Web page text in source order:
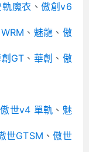
魔衣 、傲創v6
、 魅龍 、 傲
GT 、 華創 、 傲
傲世v4 單軌 、 魅
世GTSM 、傲世